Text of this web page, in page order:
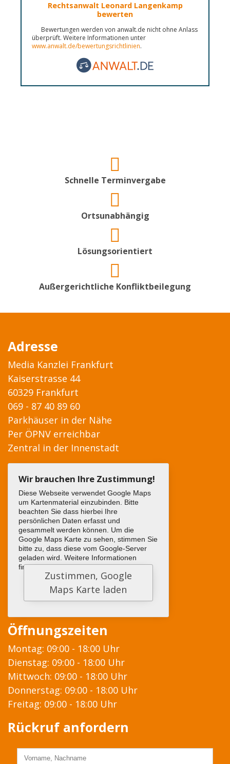
Rechtsanwalt Leonard Langenkamp
bewerten
Bewertungen werden von anwalt.de nicht ohne Anlass
überprüft. Weitere Informationen unter
www.anwalt.de/bewertungsrichtlinien.
Schnelle Terminvergabe
Ortsunabhängig
Lösungsorientiert
Außergerichtliche Konfliktbeilegung
Adresse
Media Kanzlei Frankfurt
Kaiserstrasse 44
60329 Frankfurt
069 - 87 40 89 60
Parkhäuser in der Nähe
Per ÖPNV erreichbar
Zentral in der Innenstadt
Wir brauchen Ihre Zustimmung!
Diese Webseite verwendet Google Maps
um Kartenmaterial einzubinden. Bitte
beachten Sie dass hierbei Ihre
persönlichen Daten erfasst und
gesammelt werden können. Um die
Google Maps Karte zu sehen, stimmen Sie
bitte zu, dass diese vom Google-Server
geladen wird. Weitere Informationen
finden sieHIER
Öffnungszeiten
Montag: 09:00 - 18:00 Uhr
Dienstag: 09:00 - 18:00 Uhr
Mittwoch: 09:00 - 18:00 Uhr
Donnerstag: 09:00 - 18:00 Uhr
Freitag: 09:00 - 18:00 Uhr
Rückruf anfordern